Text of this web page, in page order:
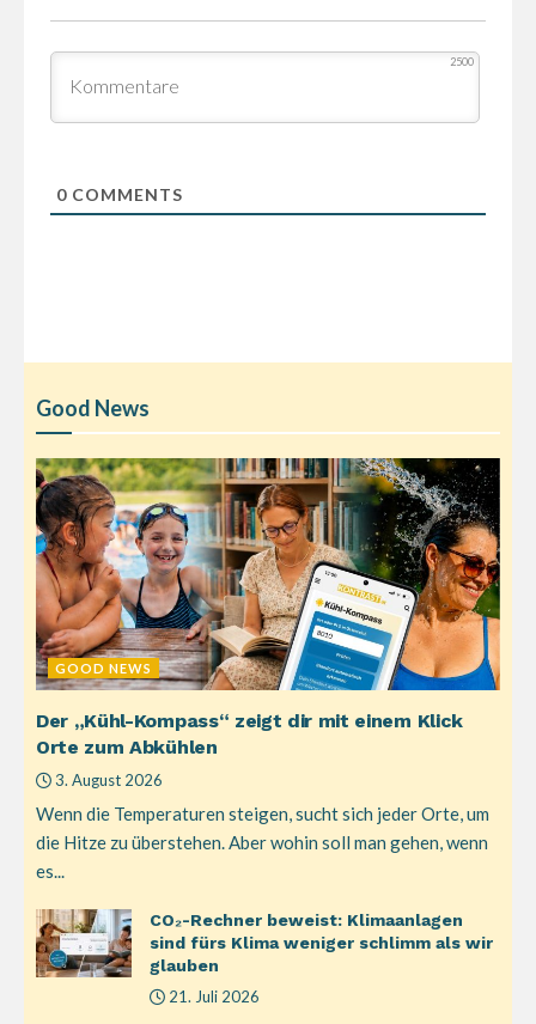
2500
0COMMENTS
Good News
GOOD NEWS
Der „Kühl-Kompass“ zeigt dir mit einem Klick
Orte zum Abkühlen
3. August 2026
Wenn die Temperaturen steigen, sucht sich jeder Orte, um
die Hitze zu überstehen. Aber wohin soll man gehen, wenn
es...
CO₂-Rechner beweist: Klimaanlagen
sind fürs Klima weniger schlimm als wir
glauben
21. Juli 2026